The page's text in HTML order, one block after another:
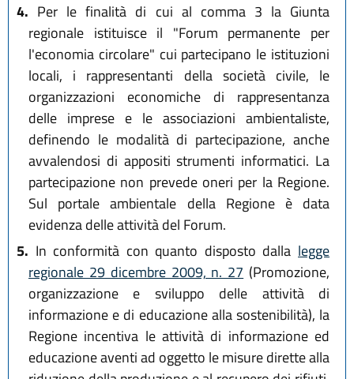
4. Per le finalità di cui al comma 3 la Giunta
regionale istituisce il "Forum permanente per
l'economia circolare" cui partecipano le istituzioni
locali, i rappresentanti della società civile, le
organizzazioni economiche di rappresentanza
delle imprese e le associazioni ambientaliste,
definendo le modalità di partecipazione, anche
avvalendosi di appositi strumenti informatici. La
partecipazione non prevede oneri per la Regione.
Sul portale ambientale della Regione è data
evidenza delle attività del Forum.
5. In conformità con quanto disposto dalla legge
regionale 29 dicembre 2009, n. 27 (Promozione,
organizzazione e sviluppo delle attività di
informazione e di educazione alla sostenibilità), la
Regione incentiva le attività di informazione ed
educazione aventi ad oggetto le misure dirette alla